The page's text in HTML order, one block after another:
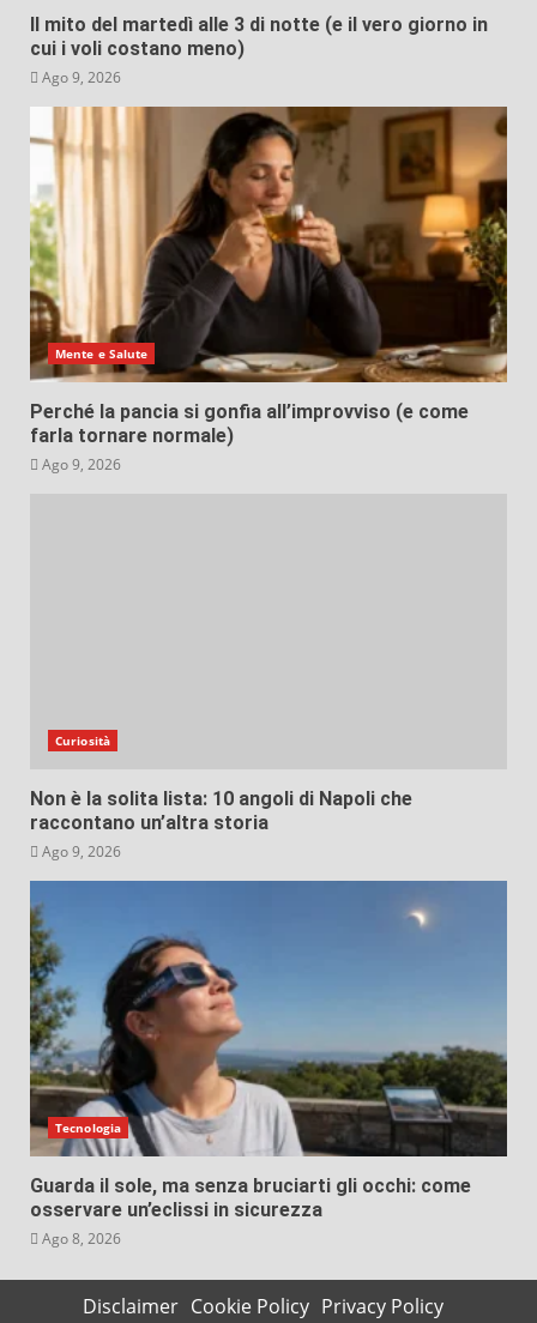
Il mito del martedì alle 3 di notte (e il vero giorno in
cui i voli costano meno)
Ago 9, 2026
Mente e Salute
Perché la pancia si gonfia all’improvviso (e come
farla tornare normale)
Ago 9, 2026
Curiosità
Non è la solita lista: 10 angoli di Napoli che
raccontano un’altra storia
Ago 9, 2026
Tecnologia
Guarda il sole, ma senza bruciarti gli occhi: come
osservare un’eclissi in sicurezza
Ago 8, 2026
Disclaimer Cookie Policy Privacy Policy